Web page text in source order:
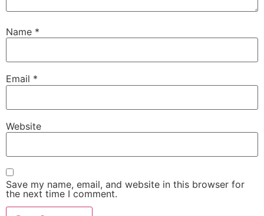
Name *
Email *
Website
Save my name, email, and website in this browser for
the next time I comment.